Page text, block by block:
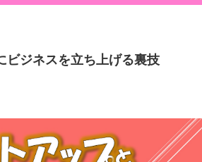
ビジネスを立ち上げる裏技